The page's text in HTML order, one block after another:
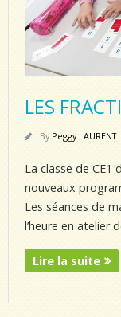
LES
By Peggy LAURENT
La classe de CE1
nouveaux
Les séances de
l’heure en atelier
Lire la suite